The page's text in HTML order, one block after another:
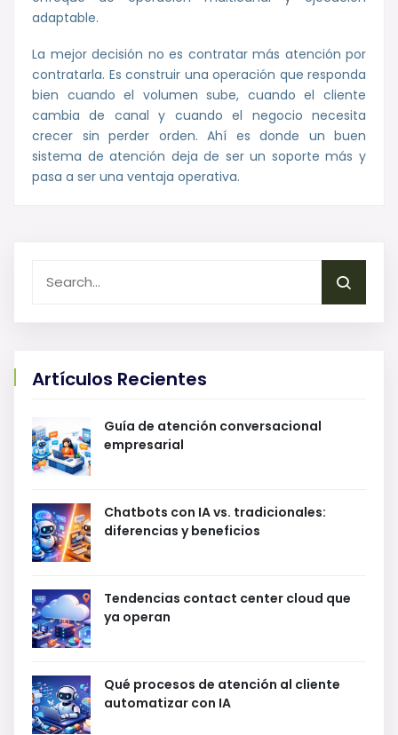
adaptable.
La mejor decisión no es contratar más atención por
contratarla. Es construir una operación que responda
bien cuando el volumen sube, cuando el cliente
cambia de canal y cuando el negocio necesita
crecer sin perder orden. Ahí es donde un buen
sistema de atención deja de ser un soporte más y
pasa a ser una ventaja operativa.
Artículos Recientes
Guía de atención conversacional
empresarial
Chatbots con IA vs. tradicionales:
diferencias y beneficios
Tendencias contact center cloud que
ya operan
Qué procesos de atención al cliente
automatizar con IA